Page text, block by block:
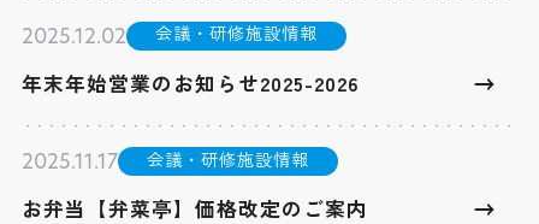
2025.12.02 会議・研修施設情報
年末年始営業のお知らせ2025-2026
2025.11.17 会議・研修施設情報
お弁当【弁菜亭】価格改定のご案内